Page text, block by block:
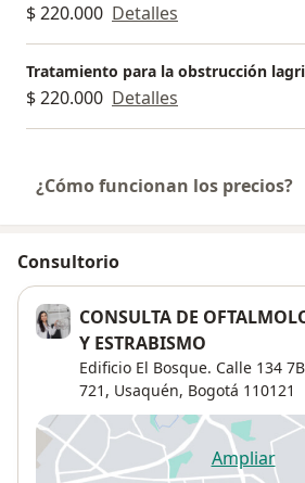
$ 220.000 Detalles
Tratamiento para la obstrucción
$ 220.000 Detalles
¿Cómo funcionan los precios?
Consultorio
CONSULTA DE
Y ESTRABISMO
Edificio El Bosque. Calle 134
721, Usaquén, Bogotá 110121
Ampliar
se